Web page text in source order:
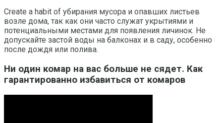
Create a habit of убирания мусора и опавших листьев
возле дома, так как они часто служат укрытиями и
потенциальными местами для появления личинок. Не
допускайте застой воды на балконах и в саду, особенно
после дождя или полива.
Ни один комар на вас больше не сядет. Как
гарантированно избавиться от комаров